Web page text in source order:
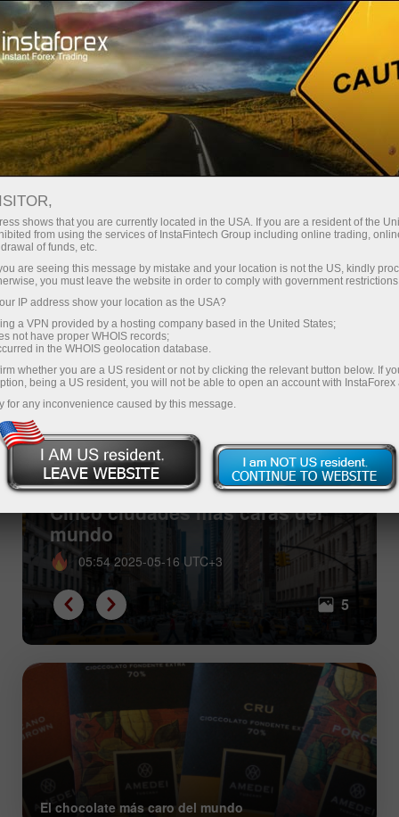
Para traders Forex Analytics Fotonoticias
Cinco ciudades más caras del
mundo
05:54 2025-05-16 UTC+3
5
El chocolate más caro del mundo
shows that you are currently located in the USA. If you are a resident of the
from using the services of InstaFintech Group including online trading,
of funds, etc.
are seeing this message by mistake and your location is not the US, kindly
you must leave the website in order to comply with government
IP address show your location as the USA?
a VPN provided by a hosting company based in the United States;
not have proper WHOIS records;
in the WHOIS geolocation database.
whether you are a US resident or not by clicking the relevant button below. If
being a US resident, you will not be able to open an account with InstaForex
for any inconvenience caused by this message.